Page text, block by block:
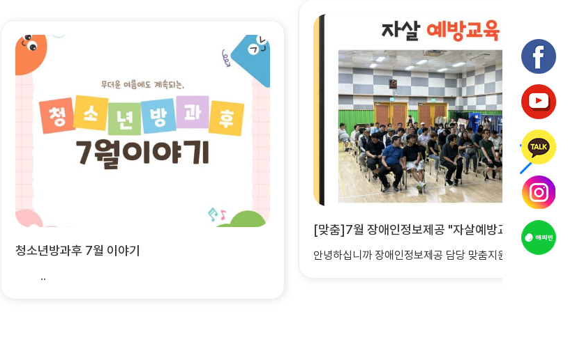
[맞춤]7월 장애인정보제공 "자살예방교육"
[마을이음팀] 7월 1권역재가복지서비스